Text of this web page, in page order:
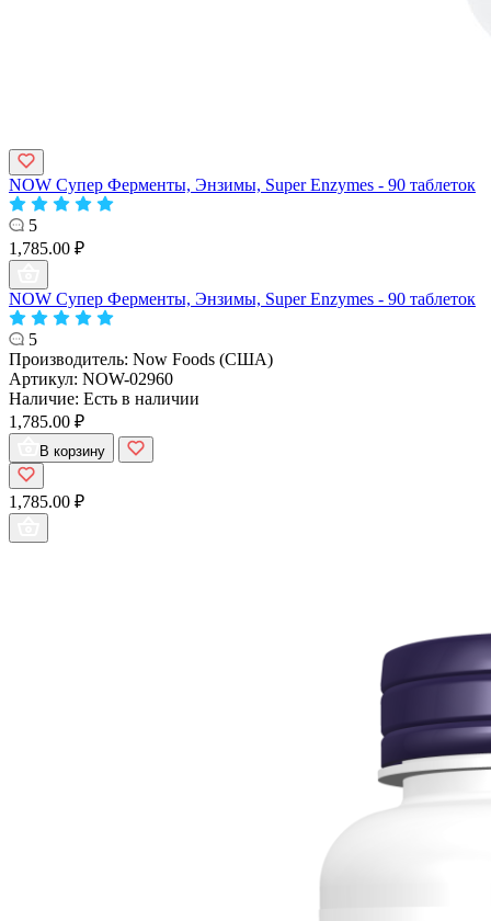
NOW Супер Ферменты, Энзимы, Super Enzymes - 90 таблеток
5
1,785.00 ₽
NOW Супер Ферменты, Энзимы, Super Enzymes - 90 таблеток
5
Производитель: Now Foods (США)
Артикул: NOW-02960
Наличие: Есть в наличии
1,785.00 ₽
В корзину
1,785.00 ₽